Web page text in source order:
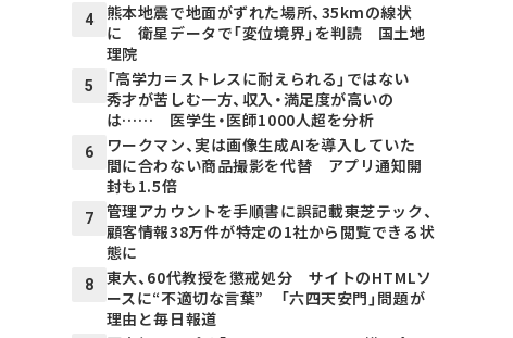
4
熊本地震で地面がずれた場所、35kmの線状
に 衛星データで「変位境界」を判読 国土地
理院
5
「高学力＝ストレスに耐えられる」ではない
秀才が苦しむ一方、収入・満足度が高いの
は…… 医学生・医師1000人超を分析
6
ワークマン、実は画像生成AIを導入していた
間に合わない商品撮影を代替 アプリ通知開
封も1.5倍
7
管理アカウントを手順書に誤記載――東芝テック、
顧客情報38万件が特定の1社から閲覧できる状
態に
8
東大、60代教授を懲戒処分 サイトのHTMLソ
ースに“不適切な言葉” 「六四天安門」問題が
理由と毎日報道